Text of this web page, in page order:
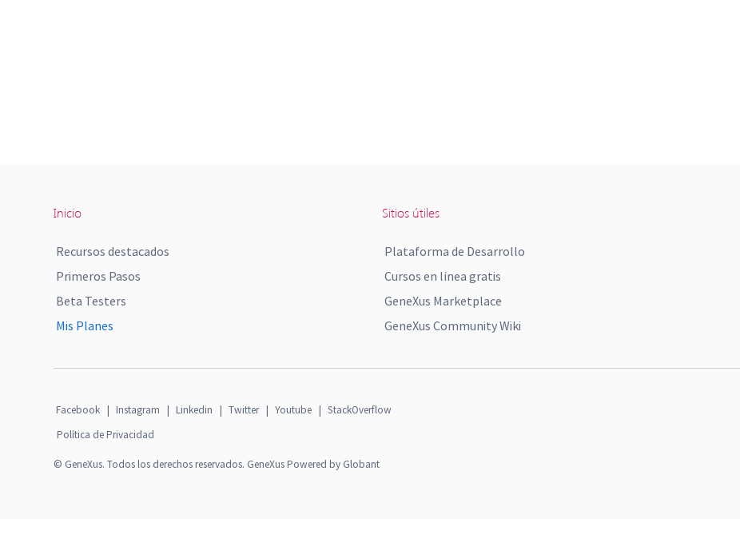
Inicio
Recursos destacados
Primeros Pasos
Beta Testers
Mis Planes
Sitios útiles
Plataforma de Desarrollo
Cursos en línea gratis
GeneXus Marketplace
GeneXus Community Wiki
Facebook | Instagram | Linkedin | Twitter | Youtube | StackOverflow
Política de Privacidad
© GeneXus. Todos los derechos reservados. GeneXus Powered by Globant